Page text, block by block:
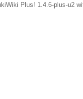
Plus! 1.4.6-plus-u2